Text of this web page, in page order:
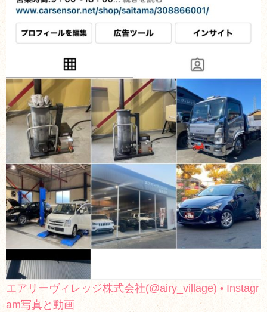
エアリーヴィレッジ株式会社(@airy_village) • Instagr
am写真と動画